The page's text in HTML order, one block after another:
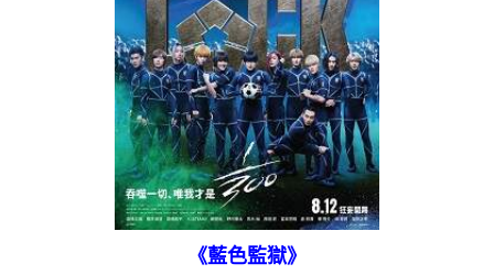
《藍色監獄》